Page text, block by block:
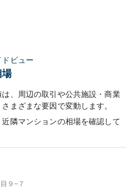
ドビュー
場
、周辺の取引や公共施設・商業
まざまな要因で変動します。
隣マンションの相場を確認して
９−７